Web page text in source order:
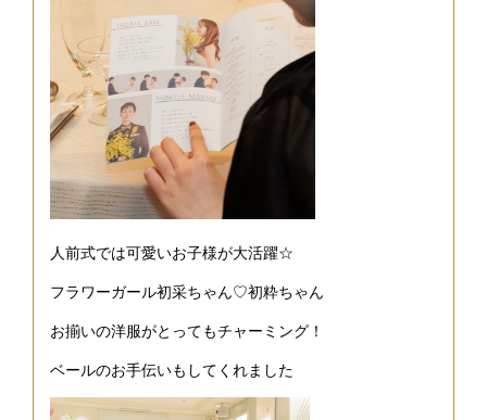
人前式では可愛いお子様が大活躍☆
フラワーガール初采ちゃん♡初粋ちゃん
お揃いの洋服がとってもチャーミング！
ベールのお手伝いもしてくれました